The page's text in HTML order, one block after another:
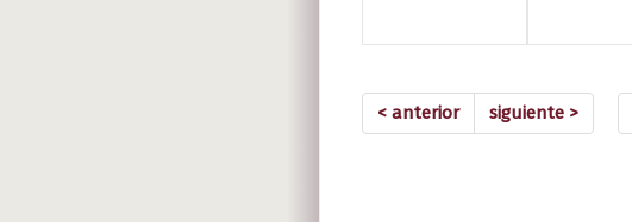
< anterior siguiente >